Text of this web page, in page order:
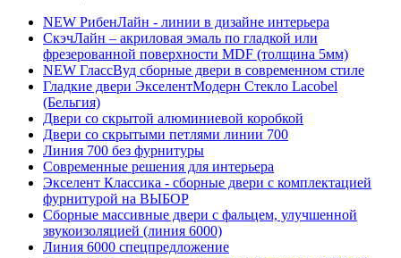
NEW РибенЛайн - линии в дизайне интерьера
СкэчЛайн – акриловая эмаль по гладкой или
фрезерованной поверхности MDF (толщина 5мм)
NEW ГлассВуд сборные двери в современном стиле
Гладкие двери ЭкселентМодерн Стекло Lacobel
(Бельгия)
Двери со скрытой алюминиевой коробкой
Двери со скрытыми петлями линии 700
Линия 700 без фурнитуры
Современные решения для интерьера
Экселент Классика - сборные двери с комплектацией
фурнитурой на ВЫБОР
Сборные массивные двери с фальцем, улучшенной
звукоизоляцией (линия 6000)
Линия 6000 спецпредложение